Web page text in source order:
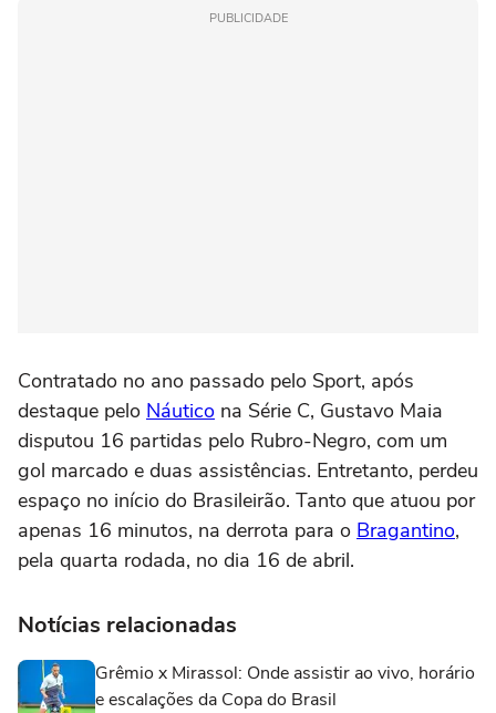
PUBLICIDADE
Contratado no ano passado pelo Sport, após
destaque pelo Náutico na Série C, Gustavo Maia
disputou 16 partidas pelo Rubro-Negro, com um
gol marcado e duas assistências. Entretanto, perdeu
espaço no início do Brasileirão. Tanto que atuou por
apenas 16 minutos, na derrota para o Bragantino,
pela quarta rodada, no dia 16 de abril.
Notícias relacionadas
Grêmio x Mirassol: Onde assistir ao vivo, horário
e escalações da Copa do Brasil